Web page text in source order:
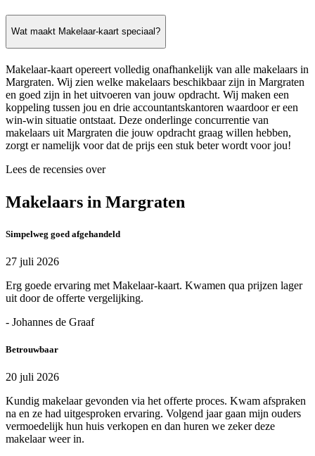
Wat maakt Makelaar-kaart speciaal?
Makelaar-kaart opereert volledig onafhankelijk van alle makelaars in
Margraten. Wij zien welke makelaars beschikbaar zijn in Margraten
en goed zijn in het uitvoeren van jouw opdracht. Wij maken een
koppeling tussen jou en drie accountantskantoren waardoor er een
win-win situatie ontstaat. Deze onderlinge concurrentie van
makelaars uit Margraten die jouw opdracht graag willen hebben,
zorgt er namelijk voor dat de prijs een stuk beter wordt voor jou!
Lees de recensies over
Makelaars in Margraten
Simpelweg goed afgehandeld
27 juli 2026
Erg goede ervaring met Makelaar-kaart. Kwamen qua prijzen lager
uit door de offerte vergelijking.
- Johannes de Graaf
Betrouwbaar
20 juli 2026
Kundig makelaar gevonden via het offerte proces. Kwam afspraken
na en ze had uitgesproken ervaring. Volgend jaar gaan mijn ouders
vermoedelijk hun huis verkopen en dan huren we zeker deze
makelaar weer in.